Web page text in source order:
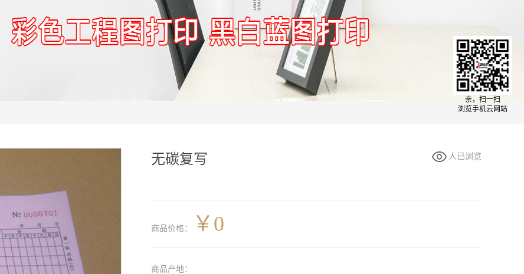
无碳复写 人已浏览
商品价格： ￥ 0
商品产地：
亲，扫一扫
浏览手机云网站